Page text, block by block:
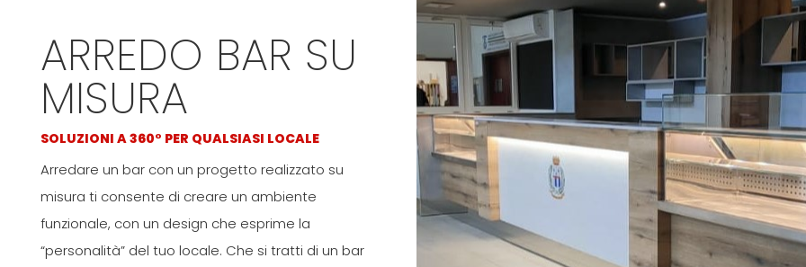
ARREDO BAR SU
MISURA
SOLUZIONI A 360° PER QUALSIASI LOCALE
Arredare un bar con un progetto realizzato su
misura ti consente di creare un ambiente
funzionale, con un design che esprime la
“personalità” del tuo locale. Che si tratti di un bar